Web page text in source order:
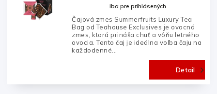
Iba pre prihlásených
Detail
Čajová zmes Summerfruits Luxury Tea
Bag od Teahouse Exclusives je ovocná
zmes, ktorá prináša chuť a vôňu letného
ovocia. Tento čaj je ideálna voľba čaju na
každodenné...